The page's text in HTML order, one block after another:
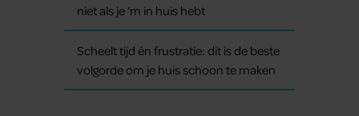
niet als je ‘m in huis hebt
Scheelt tijd én frustratie: dit is de beste
volgorde om je huis schoon te maken